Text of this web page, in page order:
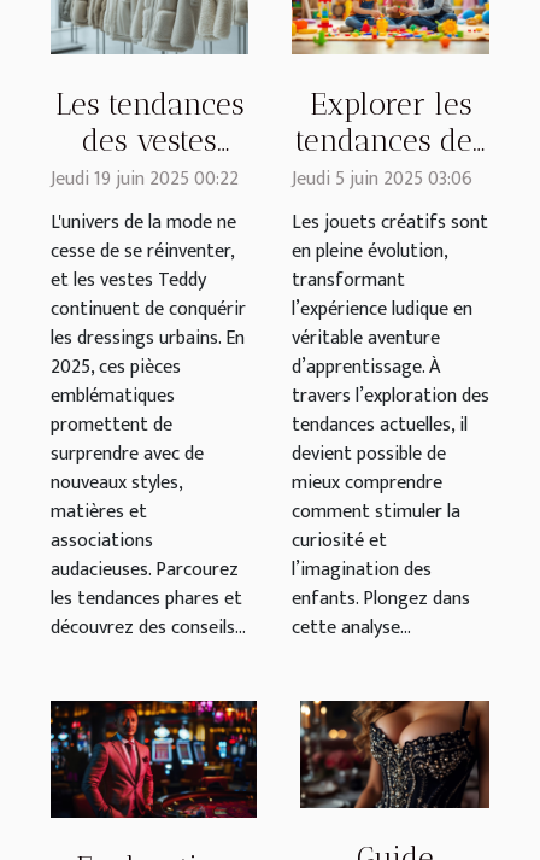
Les tendances
des vestes
Teddy pour
2025 : styles
et conseils
Jeudi 19 juin 2025 00:22
L'univers de la mode ne
cesse de se réinventer,
et les vestes Teddy
continuent de conquérir
les dressings urbains. En
2025, ces pièces
emblématiques
promettent de
surprendre avec de
nouveaux styles,
matières et
associations
audacieuses. Parcourez
les tendances phares et
découvrez des conseils...
Explorer les
tendances des
jouets créatifs
pour enfants
Jeudi 5 juin 2025 03:06
Les jouets créatifs sont
en pleine évolution,
transformant
l’expérience ludique en
véritable aventure
d’apprentissage. À
travers l’exploration des
tendances actuelles, il
devient possible de
mieux comprendre
comment stimuler la
curiosité et
l’imagination des
enfants. Plongez dans
cette analyse...